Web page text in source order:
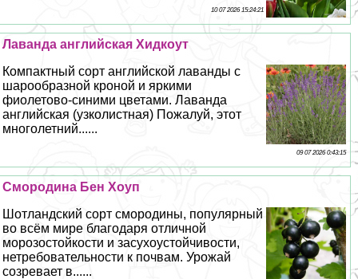
10 07 2026 15:24:21
Лаванда английская Хидкоут
Компактный сорт английской лаванды с
шарообразной кроной и яркими
фиолетово-синими цветами. Лаванда
английская (узколистная) Пожалуй, этот
многолетний......
09 07 2026 0:43:15
Смородина Бен Хоуп
Шотландский сорт смородины, популярный
во всём мире благодаря отличной
морозостойкости и засухоустойчивости,
нетребовательности к почвам. Урожай
созревает в......